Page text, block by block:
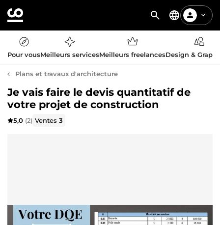
Pour vousMeilleurs servicesMeilleurs freelancesDesign &
Plans et travaux d'architecture
Je vais faire le devis quantitatif de
votre projet de construction
5,0 (2) Ventes3